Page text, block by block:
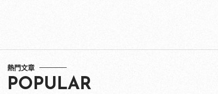
熱門文章
POPULAR